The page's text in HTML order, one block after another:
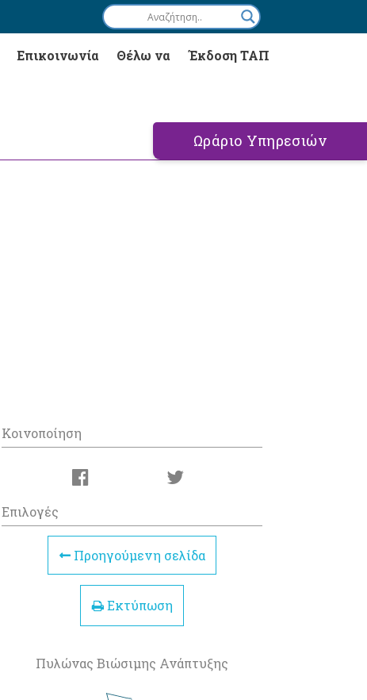
Επικοινωνία Θέλω να Έκδοση ΤΑΠ
Ωράριο Υπηρεσιών
Κοινοποίηση
Επιλογές
Προηγούμενη σελίδα
Εκτύπωση
Πυλώνας Βιώσιμης Ανάπτυξης